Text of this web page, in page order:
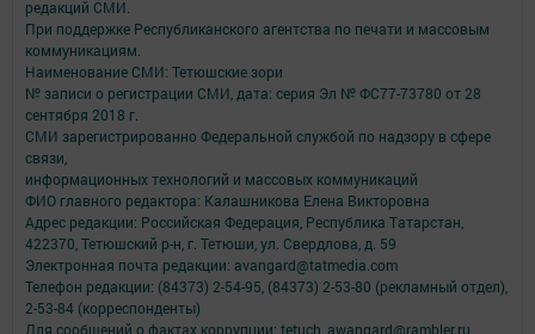
редакций СМИ.
При поддержке Республиканского агентства по печати и массовым
коммуникациям.
Наименование СМИ: Тетюшские зори
№ записи о регистрации СМИ, дата: серия Эл № ФС77-73780 от 28
сентября 2018 г.
СМИ зарегистрированно Федеральной службой по надзору в сфере
связи,
информационных технологий и массовых коммуникаций
ФИО главного редактора: Калашникова Елена Викторовна
Адрес редакции: Российская Федерация, Республика Татарстан,
422370, Тетюшский р-н, г. Тетюши, ул. Свердлова, д. 59
Электронная почта редакции: avangard@tatmedia.com
Телефон редакции: (84373) 2-54-95, (84373) 2-53-80 (рекламный отдел),
2-53-84 (корреспонденты)
Для сообщений о фактах коррупции: tetuch_awangard@rambler.ru